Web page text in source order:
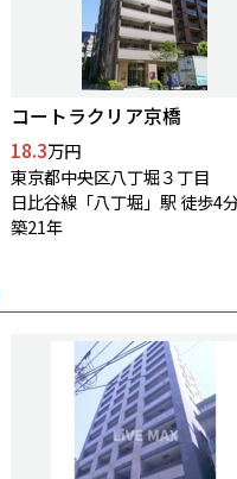
コートラクリア京橋
18.3万円
東京都中央区八丁堀３丁目
日比谷線「八丁堀」駅 徒歩4
築21年